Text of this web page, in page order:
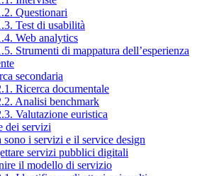
Questionari
Test di usabilità
Web analytics
Strumenti di mappatura dell’esperienza
secondaria
Ricerca documentale
Analisi benchmark
Valutazione euristica
dei servizi
sono i servizi e il service design
servizi pubblici digitali
il modello di servizio